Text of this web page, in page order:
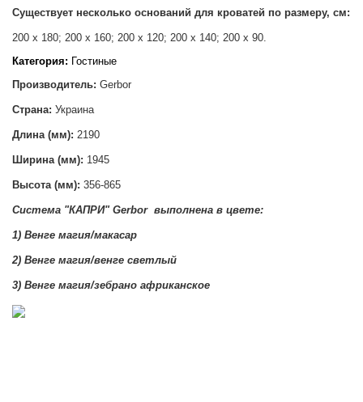
Существует несколько оснований для кроватей по размеру, см:
200 х 180; 200 х 160; 200 х 120; 200 х 140; 200 х 90.
Категория: Гостиные
Производитель: Gerbor
Страна: Украина
Длина (мм): 2190
Ширина (мм): 1945
Высота (мм): 356-865
Система "КАПРИ" Gerborвыполнена в цвете:
1) Венге магия/макасар
2) Венге магия/венге светлый
3) Венге магия/зебрано африканское